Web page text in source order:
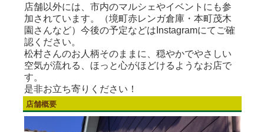
店舗以外には、市内のマルシェやイベントにも参
加されています。（境町赤レンガ倉庫・本町茂木
園さんなど）今後の予定などはInstagramにてご確
認ください。
松村さんのお人柄そのままに、穏やかでやさしい
空気が流れる、ほっと心がほどけるようなお店で
す。
是非お立ち寄りください！
店舗概要